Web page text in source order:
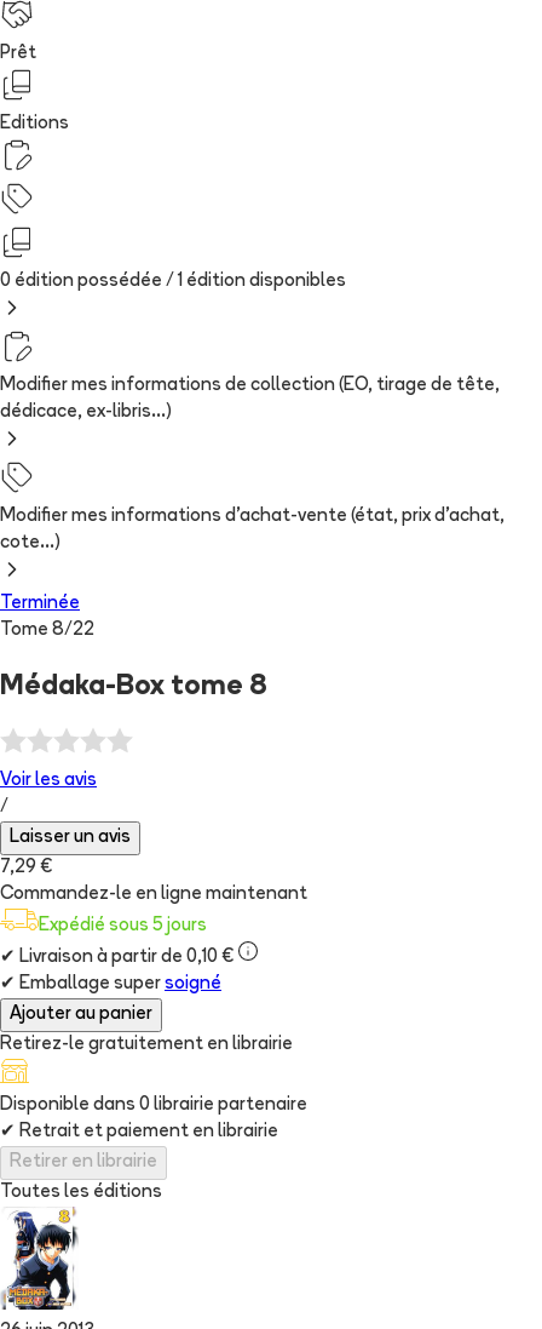
Prêt
Editions
0 édition possédée / 1 édition disponibles
Modifier mes informations de collection (EO, tirage de tête,
dédicace, ex-libris...)
Modifier mes informations d'achat-vente (état, prix d'achat,
cote...)
Terminée
Tome 8/22
Médaka-Box tome 8
Voir les avis
/
Laisser un avis
7,29 €
Commandez-le en ligne maintenant
Expédié sous 5 jours
✔ Livraison à partir de 0,10 €
✔ Emballage super soigné
Ajouter au panier
Retirez-le gratuitement en librairie
Disponible dans 0 librairie partenaire
✔ Retrait et paiement en librairie
Retirer en librairie
Toutes les éditions